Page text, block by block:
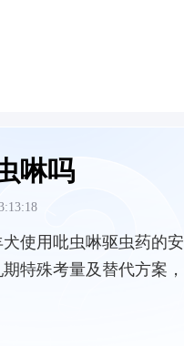
啉吗
使用吡虫啉驱虫药的安
特殊考量及替代方案，